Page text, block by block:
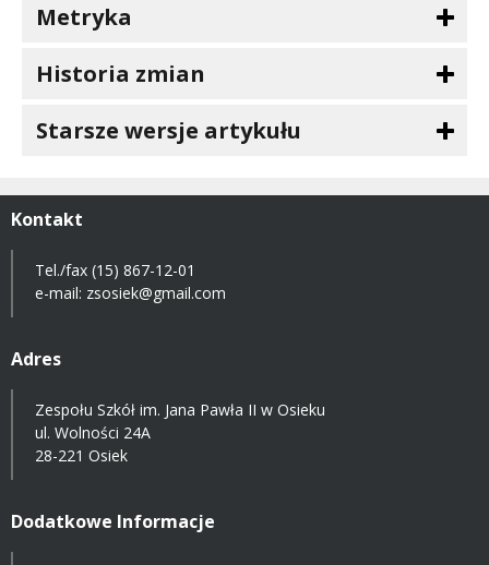
Metryka
Historia zmian
Starsze wersje artykułu
Kontakt
Tel./fax (15) 867-12-01
e-mail: zsosiek@gmail.com
Adres
Zespołu Szkół im. Jana Pawła II w Osieku
ul. Wolności 24A
28-221 Osiek
Dodatkowe Informacje